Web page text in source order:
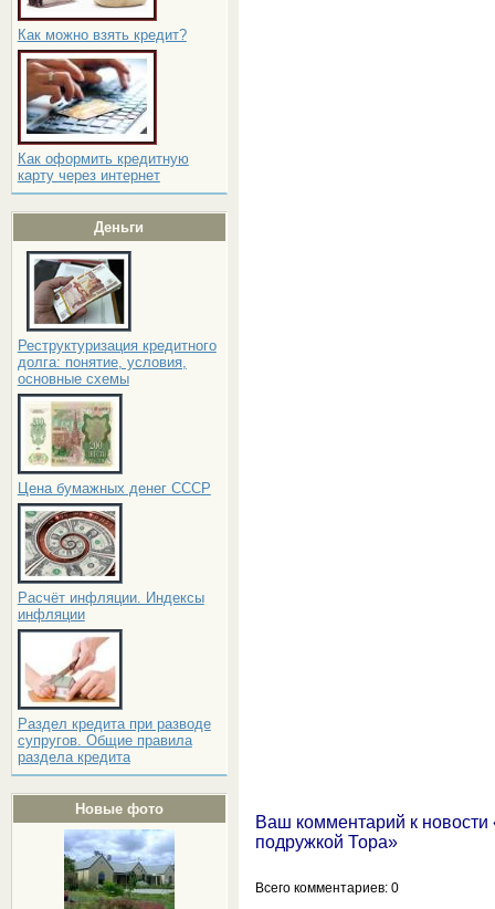
Как можно взять кредит?
Как оформить кредитную
карту через интернет
Деньги
Реструктуризация кредитного
долга: понятие, условия,
основные схемы
Цена бумажных денег СССР
Расчёт инфляции. Индексы
инфляции
Раздел кредита при разводе
супругов. Общие правила
раздела кредита
Новые фото
Ваш комментарий к
подружкой Тора»
Всего комментариев: 0